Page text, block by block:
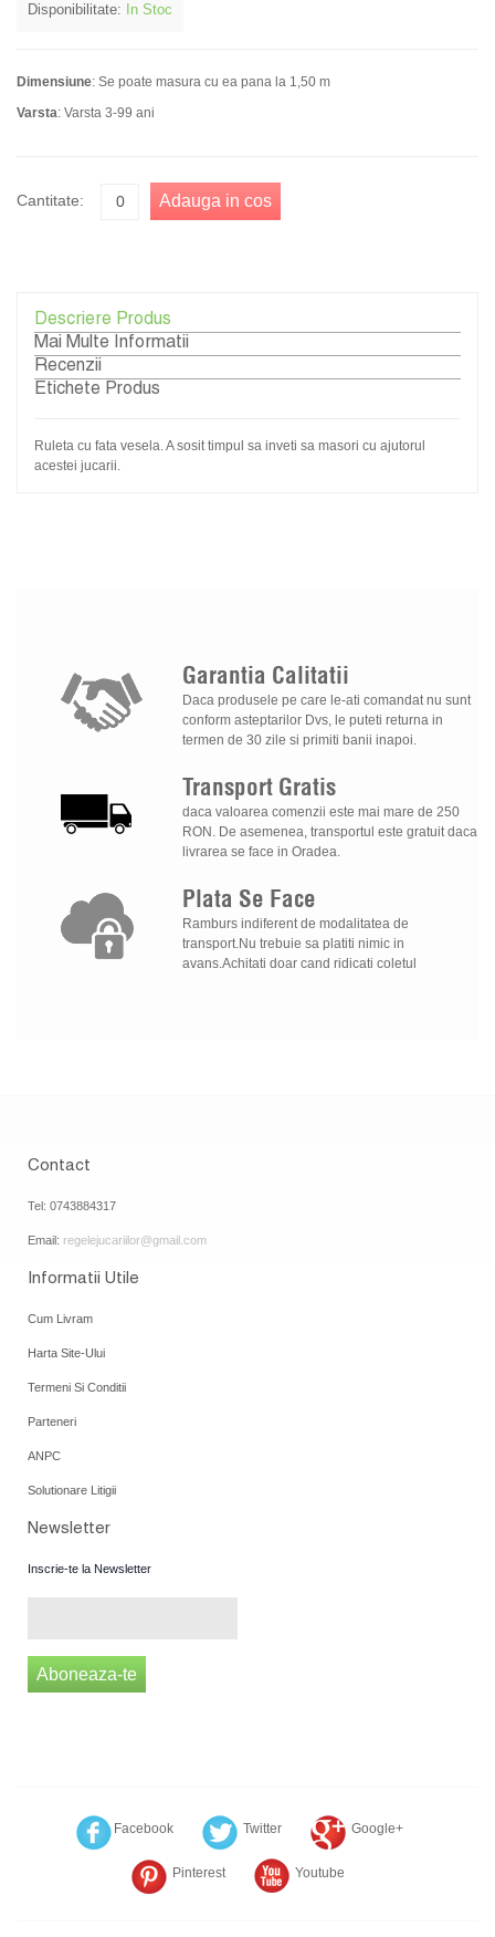
Disponibilitate: In Stoc
Dimensiune: Se poate masura cu ea pana la 1,50 m
Varsta: Varsta 3-99 ani
Cantitate: Adauga in cos
Descriere Produs
Mai Multe Informatii
Recenzii
Etichete Produs
Ruleta cu fata vesela. A sosit timpul sa inveti sa masori cu ajutorul
acestei jucarii.
Garantia Calitatii
Daca produsele pe care le-ati comandat nu sunt
conform asteptarilor Dvs, le puteti returna in
termen de 30 zile si primiti banii inapoi.
Transport Gratis
daca valoarea comenzii este mai mare de 250
RON. De asemenea, transportul este gratuit daca
livrarea se face in Oradea.
Plata Se Face
Ramburs indiferent de modalitatea de
transport.Nu trebuie sa platiti nimic in
avans.Achitati doar cand ridicati coletul
Contact
Tel: 0743884317
Email: regelejucariilor@gmail.com
Informatii Utile
Cum Livram
Harta Site-Ului
Termeni Si Conditii
Parteneri
ANPC
Solutionare Litigii
Newsletter
Inscrie-te la Newsletter
Aboneaza-te
Facebook Twitter Google+
Pinterest Youtube